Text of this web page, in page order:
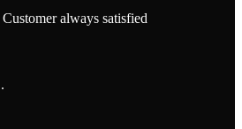
always satisfied